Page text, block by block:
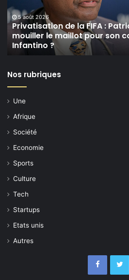
va-
t-
mouiller
pour
son
Gianni
Infantino ?
5 août 2026
Privatisation de la FIFA :
mouiller le maillot pour son
Infantino ?
Nos rubriques
Une
Afrique
Société
Economie
Sports
Culture
Tech
Startups
Etats unis
Autres